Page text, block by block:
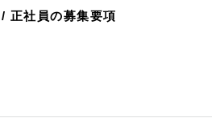
/ 正社員の募集要項